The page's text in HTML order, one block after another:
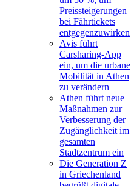
Preissteigerungen
bei Fährtickets
entgegenzuwirken
Avis führt
Carsharing-App
ein, um die urbane
Mobilität in Athen
zu verändern
Athen führt neue
Maßnahmen zur
Verbesserung der
Zugänglichkeit im
gesamten
Stadtzentrum ein
Die Generation Z
in Griechenland